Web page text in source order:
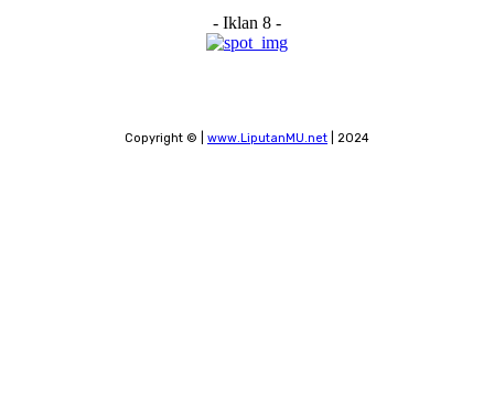
- Iklan 8 -
Copyright © | www.LiputanMU.net | 2024